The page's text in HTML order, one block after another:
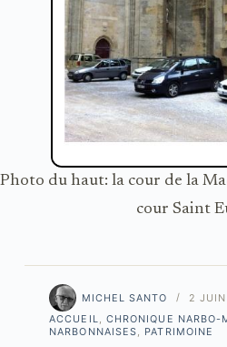
Photo du haut: la cour de la
cour Saint
MICHEL SANTO
2
ACCUEIL, CHRONIQUE NARBO-
NARBONNAISES, PATRIMOINE